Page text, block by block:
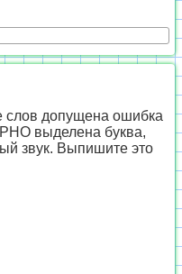
слов допущена ошибка
выделена буква,
звук. Выпишите это